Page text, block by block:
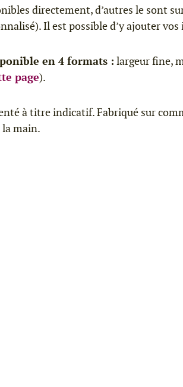
directement, d’autres le sont
Il est possible d’y ajouter
en 4 formats : largeur fine,
page).
à titre indicatif. Fabriqué sur
main.